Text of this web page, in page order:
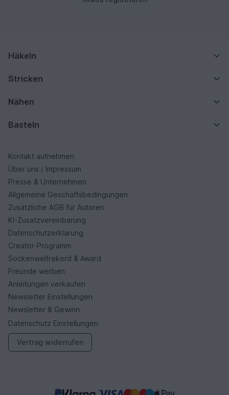
Häkeln
Stricken
Nähen
Basteln
Kontakt aufnehmen
Über uns / Impressum
Presse & Unternehmen
Allgemeine Geschäftsbedingungen
Zusätzliche AGB für Autoren
KI-Zusatzvereinbarung
Datenschutzerklärung
Creator-Programm
Sockenweltrekord & Award
Freunde werben
Anleitungen verkaufen
Newsletter Einstellungen
Newsletter & Gewinn
Datenschutz Einstellungen
Vertrag widerrufen